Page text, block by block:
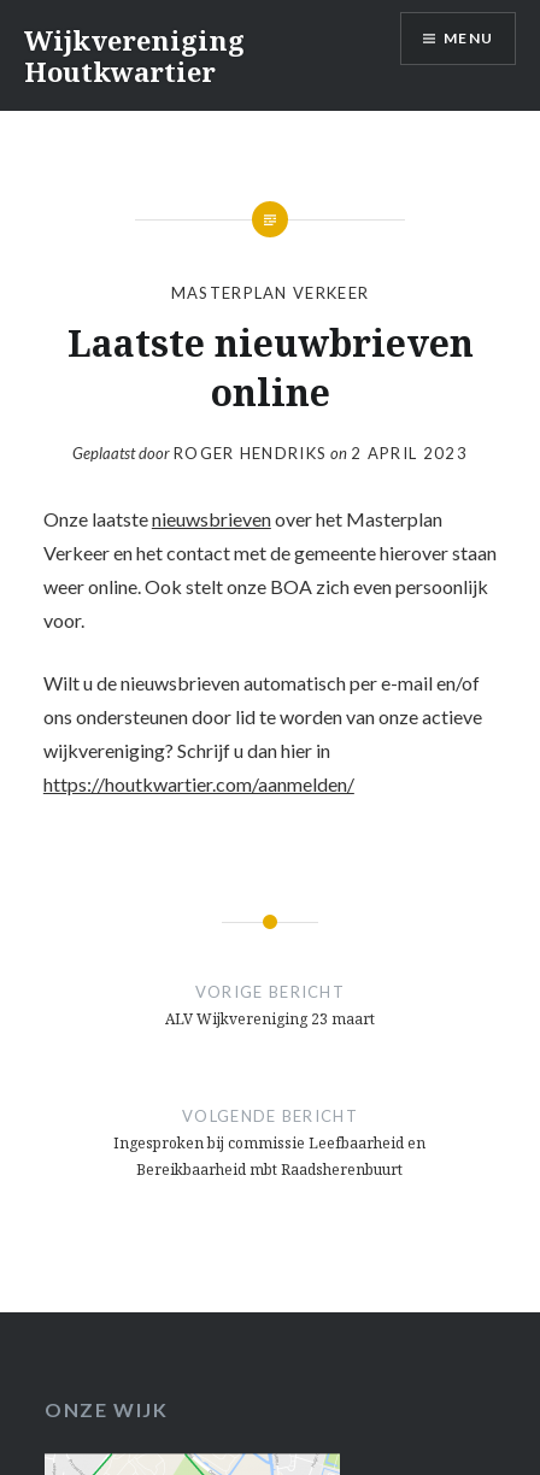
inhoud
Wijkvereniging
Houtkwartier
MENU
MASTERPLAN VERKEER
Laatste nieuwbrieven
online
Geplaatst doorROGER HENDRIKS on 2 APRIL 2023
Onze laatstenieuwsbrievenover het Masterplan
Verkeer en het contact met de gemeente hierover staan
weer online. Ook stelt onze BOA zich even persoonlijk
voor.
Wilt u de nieuwsbrieven automatisch per e-mail en/of
ons ondersteunen door lid te worden van onze actieve
wijkvereniging? Schrijf u dan hier in
https://houtkwartier.com/aanmelden/
VORIGE BERICHT
ALV Wijkvereniging 23 maart
VOLGENDE BERICHT
Ingesproken bij commissie Leefbaarheid en
Bereikbaarheid mbt Raadsherenbuurt
ONZE WIJK